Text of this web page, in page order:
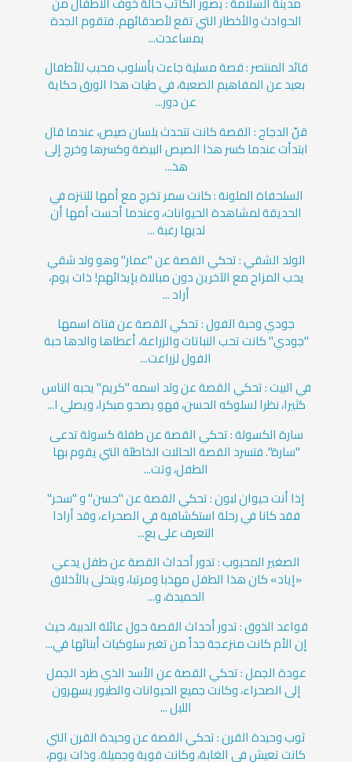
الحوادث والأخطار التي تقع لأصدقائهم. ‏فتقوم الجدة
بمساعدت...
قائد المنتصر : قصة مسلية جاءت بأسلوب محبب للأطفال
بعيد عن المفاهيم الصعبة، في طيات هذا الورق حكاية
عن دور...
قنّ الدجاج : القصة كانت تتحدث بلسان صيص، عندما قال
ابتدأت عندما كسر هذا الصيص البيضة وكسرها وخرج إلى
هذ...
السلحفاة الملونة : كانت سمر تخرج مع أمها للتنزه في
الحديقة لمشاهدة الحيوانات، وعندما أحست أمها أن
لديها رغبة ...
الولد الشقي : تحكي القصة عن "عمار" وهو ولد شقي
يحب المزاح مع الآخرين دون مبالاة بإيذائهم! ذات يوم،
أراد ...
جودي وحبة الفول : تحكي القصة عن فتاة اسمها
"جودي" كانت تحب النباتات والزراعة، أعطاها والدها حبة
الفول لزراعت...
في البيت : تحكي القصة عن ولد اسمه "كريم" يحبه الناس
كثيرا، نظرا لسلوكه الحسن، فهو يصحو مبكرا، ويصلي ا...
سارة الكسولة : تحكي القصة عن طفلة كسولة تدعى
"سارة". فتسرد القصة الحالات الخاطئة التي يقوم بها
الطفل، وتت...
إذا أنت حيوان لبون : تحكي القصة عن "حسن" و "سحر"
فقد كانا في رحلة استكشافية في الصحراء، وقد أرادا
التعرف على بع...
الصغير المحبوب : تدور أحداث القصة عن طفل يدعي
«إياد» كان هذا الطفل مهذبا ومرتبا، ويتحلى بالأخلاق
الحميدة، و...
قواعد الذوق : تدور أحداث القصة حول عائلة الدببة، حيث
إن الأم كانت منزعجة جداً من تغير سلوكيات أبنائها في...
عودة الجمل : تحكي القصة عن الأسد الذي طرد الجمل
إلى الصحراء، وكانت جميع الحيوانات والطيور يسهرون
الليل ...
ثوب وحيدة القرن : تحكي القصة عن وحيدة القرن التي
كانت تعيش في الغابة، وكانت قوية وجميلة. وذات يوم،